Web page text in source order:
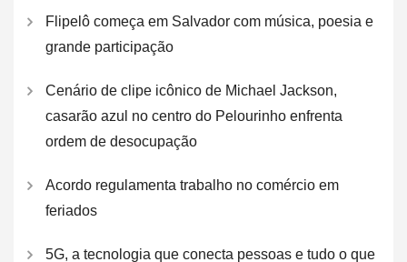
Flipelô começa em Salvador com música, poesia e
grande participação
Cenário de clipe icônico de Michael Jackson,
casarão azul no centro do Pelourinho enfrenta
ordem de desocupação
Acordo regulamenta trabalho no comércio em
feriados
5G, a tecnologia que conecta pessoas e tudo o que